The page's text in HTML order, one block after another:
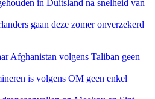
in Duitsland na snelheid van
gaan deze zomer onverzekerd
Afghanistan volgens Taliban geen
is volgens OM geen enkel